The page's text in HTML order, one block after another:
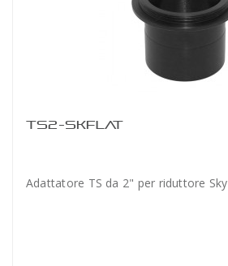
TS2-SKFLAT
Adattatore TS da 2" per riduttore